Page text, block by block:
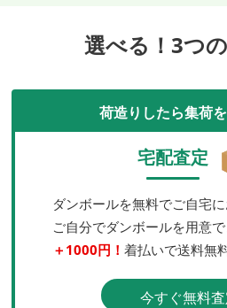
選べる！3つ
荷造りしたら集荷
宅配査定
ダンボールを無料でご自宅に
ご自分でダンボールを用意
＋1000円！ 着払いで送料無料
今すぐ無料